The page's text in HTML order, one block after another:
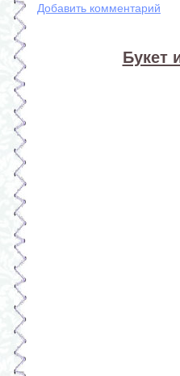
Добавить комментарий
Букет